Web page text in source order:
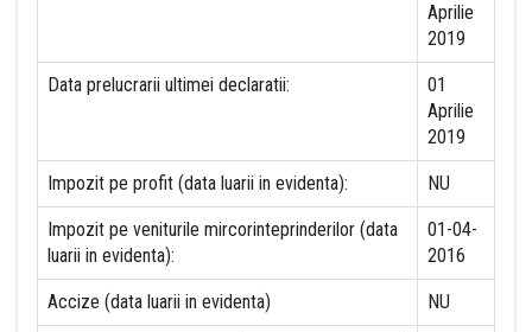
Aprilie
2019
Data prelucrarii ultimei declaratii:
01
Aprilie
2019
Impozit pe profit (data luarii in evidenta): NU
Impozit pe veniturile mircorinteprinderilor (data
luarii in evidenta):
01-04-
2016
Accize (data luarii in evidenta) NU